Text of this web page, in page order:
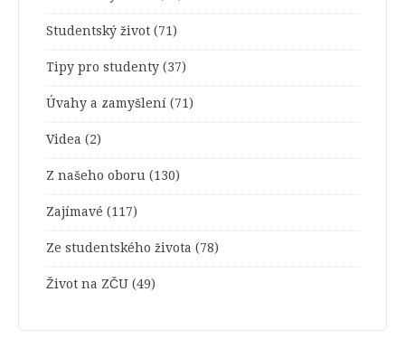
Studentský život (71)
Tipy pro studenty (37)
Úvahy a zamyšlení (71)
Videa (2)
Z našeho oboru (130)
Zajímavé (117)
Ze studentského života (78)
Život na ZČU (49)